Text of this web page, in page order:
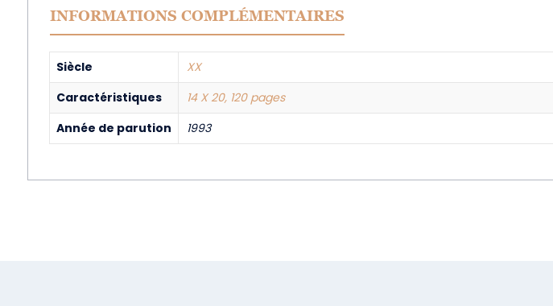
INFORMATIONS COMPLÉMENTAIRES
Siècle
XX
Caractéristiques
14 X 20, 120 pages
Année de parution
1993